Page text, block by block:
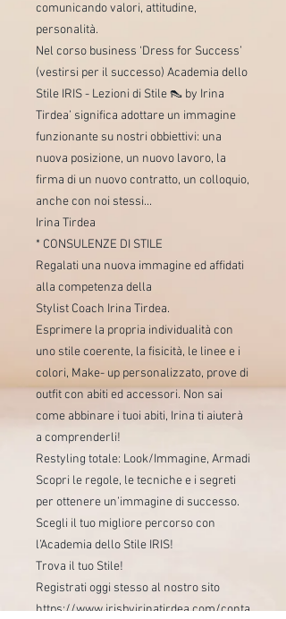
comunicando valori, attitudine,
personalità.
Nel corso business ‘Dress for Success’
(vestirsi per il successo) Academia dello
Stile IRIS - Lezioni di Stile 👠 by Irina
Tirdea’ significa adottare un immagine
funzionante su nostri obbiettivi: una
nuova posizione, un nuovo lavoro, la
firma di un nuovo contratto, un colloquio,
anche con noi stessi...
Irina Tirdea
* CONSULENZE DI STILE
Regalati una nuova immagine ed affidati
alla competenza della
Stylist Coach Irina Tirdea.
Esprimere la propria individualità con
uno stile coerente, la fisicità, le linee e i
colori, Make- up personalizzato, prove di
outfit con abiti ed accessori. Non sai
come abbinare i tuoi abiti, Irina ti aiuterà
a comprenderli!
Restyling totale: Look/Immagine, Armadi
Scopri le regole, le tecniche e i segreti
per ottenere un’immagine di successo.
Scegli il tuo migliore percorso con
l’Academia dello Stile IRIS!
Trova il tuo Stile!
Registrati oggi stesso al nostro sito
https://www.irisbyirinatirdea.com/conta